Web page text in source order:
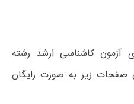
آزمون کاشناسی ارشد رشته
صفحات زیر به صورت رایگان